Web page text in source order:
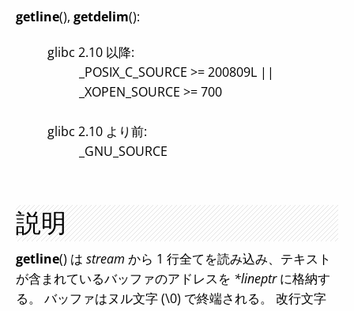
getline(), getdelim():
glibc 2.10 以降:
_POSIX_C_SOURCE >= 200809L ||
_XOPEN_SOURCE >= 700
glibc 2.10 より前:
_GNU_SOURCE
説明
getline() は stream から 1 行全てを読み込み、テキスト
が含まれているバッファのアドレスを *lineptrに格納す
る。 バッファはヌル文字 (\0) で終端される。 改行文字